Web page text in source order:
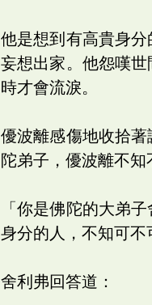
他是想到有高貴身
妄想出家。他怨嘆
時才會流淚。
優波離感傷地收拾
陀弟子，優波離不知
「你是佛陀的大弟
身分的人，不知可不
舍利弗回答道：